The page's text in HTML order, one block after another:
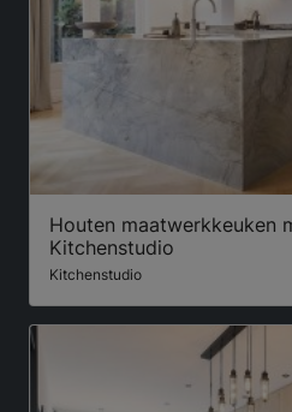
Houten maatwerkkeuken
Kitchenstudio
Kitchenstudio